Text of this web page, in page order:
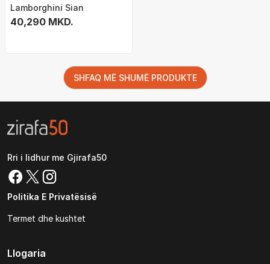
Lamborghini Sian
40,290 MKD.
SHFAQ MË SHUMË PRODUKTE
Rri i lidhur me Gjirafa50
Politika E Privatësisë
Termet dhe kushtet
Llogaria